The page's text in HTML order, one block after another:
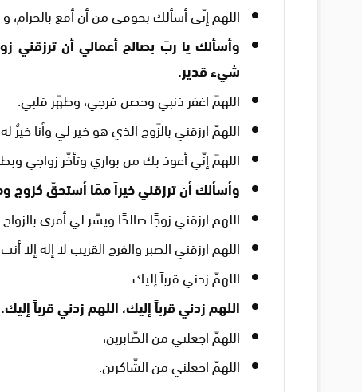
اللهم إنّي أسألك بخوفي من أن أقع
وأسألك يا ربّ بصالح أعمالي أن ترزقني
شيء قدير.
اللهمّ اغفر ذنبي وحصن فرجي، وطهّر قلبي.
اللهمّ ارزقني بالزّوج الذي هو خير لي وأنا خيرٌ
اللهمّ إنّي أعوذ بك من بواري وتأخّر زواجي
وأسألك أن ترزقني خيراً ممّا أستحقّ كزوج
اللهم ارزقني زوجًا صالحًا ويسّر لي أمري بالزواج.
اللهم ارزقني الصبر والفرج القريب لا إله إلا
اللهمّ زدني قرباً إليك.
اللهم زدني قرباً إليك، اللهم زدني قرباً إليك.
اللهمّ اجعلني من الصّابرين،
اللهمّ اجعلني من الشّاكرين.